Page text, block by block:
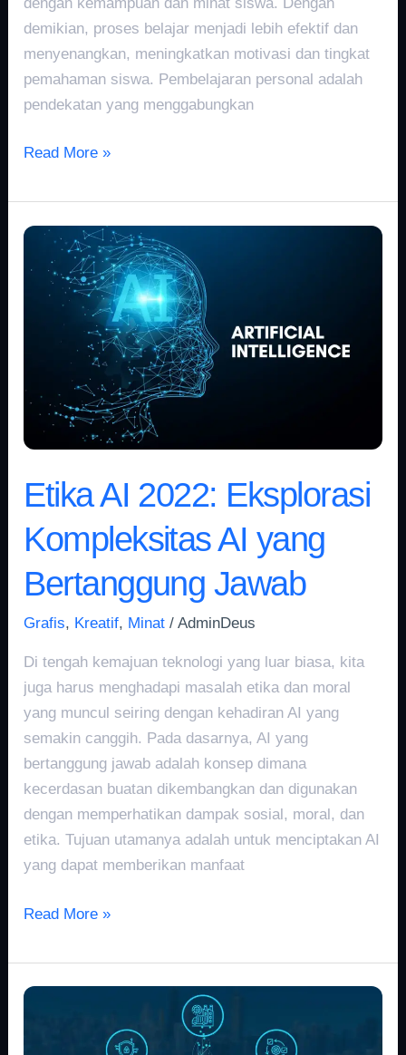
demikian, proses belajar menjadi lebih efektif dan
menyenangkan, meningkatkan motivasi dan tingkat
pemahaman siswa. Pembelajaran personal adalah
pendekatan yang menggabungkan
Read More »
Etika AI 2022: Eksplorasi
Kompleksitas AI yang
Bertanggung Jawab
Grafis, Kreatif, Minat /AdminDeus
Di tengah kemajuan teknologi yang luar biasa, kita
juga harus menghadapi masalah etika dan moral
yang muncul seiring dengan kehadiran AI yang
semakin canggih. Pada dasarnya, AI yang
bertanggung jawab adalah konsep dimana
kecerdasan buatan dikembangkan dan digunakan
dengan memperhatikan dampak sosial, moral, dan
etika. Tujuan utamanya adalah untuk menciptakan AI
yang dapat memberikan manfaat
Etika
2022:
Eksplorasi
Kompleksitas
yang
Bertanggung
Jawab
Read More »
Kecerdasan